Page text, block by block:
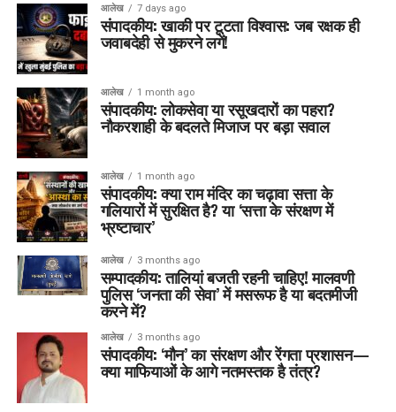
आलेख 7 days ago
संपादकीय: खाकी पर टूटता विश्वास: जब रक्षक ही
जवाबदेही से मुकरने लगें!
आलेख 1 month ago
संपादकीय: लोकसेवा या रसूखदारों का पहरा?
नौकरशाही के बदलते मिजाज पर बड़ा सवाल
आलेख 1 month ago
संपादकीय: क्या राम मंदिर का चढ़ावा सत्ता के
गलियारों में सुरक्षित है? या ‘सत्ता के संरक्षण में
भ्रष्टाचार’
आलेख 3 months ago
सम्पादकीय: तालियां बजती रहनी चाहिए! मालवणी
पुलिस ‘जनता की सेवा’ में मसरूफ है या बदतमीजी
करने में?
आलेख 3 months ago
संपादकीय: ‘मौन’ का संरक्षण और रेंगता प्रशासन—
क्या माफियाओं के आगे नतमस्तक है तंत्र?